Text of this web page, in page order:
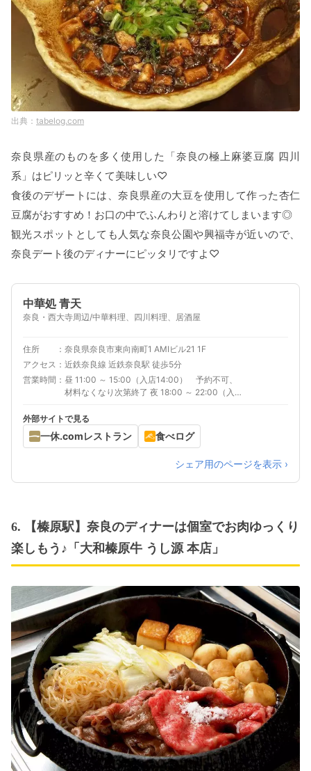
tabelog.com
奈良県産のものを多く使用した「奈良の極上麻婆豆腐 四川
系」はピリッと辛くて美味しい♡
食後のデザートには、奈良県産の大豆を使用して作った杏仁
豆腐がおすすめ！お口の中でふんわりと溶けてしまいます◎
観光スポットとしても人気な奈良公園や興福寺が近いので、
奈良デート後のディナーにピッタリですよ♡
中華処 青天
奈良・西大寺周辺/中華料理、四川料理、居酒屋
住所
奈良県奈良市東向南町1 AMIビル21 1F
アクセス
近鉄奈良線 近鉄奈良駅 徒歩5分
営業時間
昼 11:00 ～ 15:00（入店14:00） 予約不可、
材料なくなり次第終了 夜 18:00 ～ 22:00（入店
了
外部サイトで見る
一休.comレストラン 食べログ
シェア用のページを表示 ›
6. 【榛原駅】奈良のディナーは個室でお肉ゆっくり
楽しもう♪「大和榛原牛 うし源 本店」